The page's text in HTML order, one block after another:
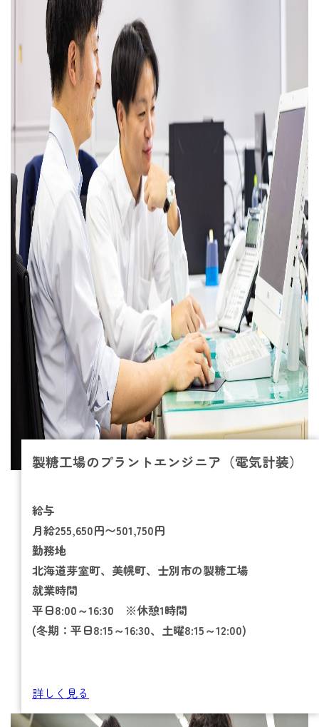
製糖工場のプラントエンジニア（電気計装）
給与
月給255,650円〜501,750円
勤務地
北海道芽室町、美幌町、士別市の製糖工場
就業時間
平日8:00～16:30 ※休憩1時間
(冬期：平日8:15～16:30、土曜8:15～12:00)
詳しく見る